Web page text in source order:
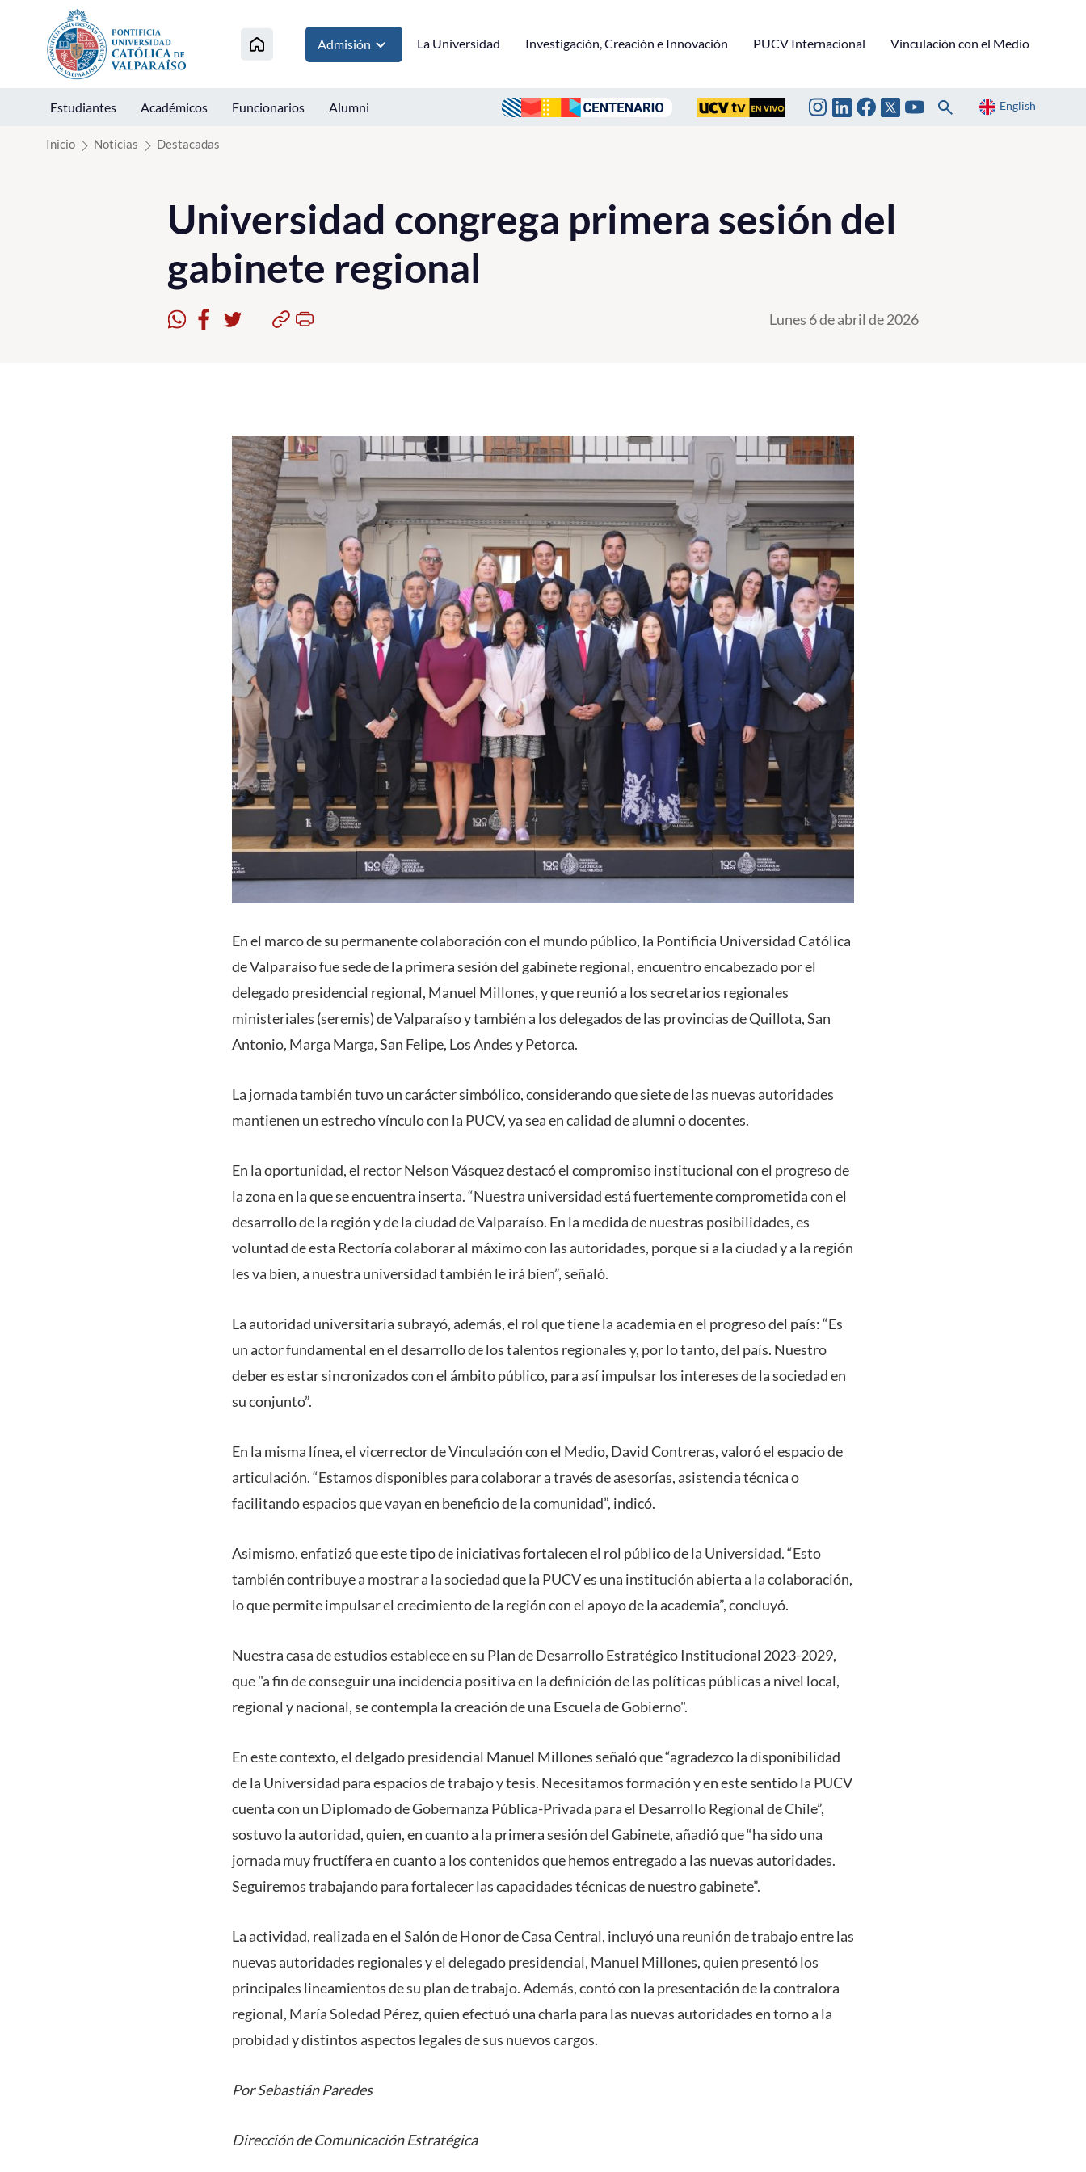
Click acá para ir directamente al contenido
Admisión La Universidad Investigación, Creación e Innovación PUCV Internacional Vinculación con el Medio
Estudiantes Académicos Funcionarios Alumni English
Inicio Noticias Destacadas
Universidad congrega primera sesión del
gabinete regional
Lunes 6 de abril de 2026
En el marco de su permanente colaboración con el mundo público, la Pontificia Universidad Católica
de Valparaíso fue sede de la primera sesión del gabinete regional, encuentro encabezado por el
delegado presidencial regional, Manuel Millones, y que reunió a los secretarios regionales
ministeriales (seremis) de Valparaíso y también a los delegados de las provincias de Quillota, San
Antonio, Marga Marga, San Felipe, Los Andes y Petorca.
La jornada también tuvo un carácter simbólico, considerando que siete de las nuevas autoridades
mantienen un estrecho vínculo con la PUCV, ya sea en calidad de alumni o docentes.
En la oportunidad, el rector Nelson Vásquez destacó el compromiso institucional con el progreso de
la zona en la que se encuentra inserta. “Nuestra universidad está fuertemente comprometida con el
desarrollo de la región y de la ciudad de Valparaíso. En la medida de nuestras posibilidades, es
voluntad de esta Rectoría colaborar al máximo con las autoridades, porque si a la ciudad y a la región
les va bien, a nuestra universidad también le irá bien”, señaló.
La autoridad universitaria subrayó, además, el rol que tiene la academia en el progreso del país: “Es
un actor fundamental en el desarrollo de los talentos regionales y, por lo tanto, del país. Nuestro
deber es estar sincronizados con el ámbito público, para así impulsar los intereses de la sociedad en
su conjunto”.
En la misma línea, el vicerrector de Vinculación con el Medio, David Contreras, valoró el espacio de
articulación. “Estamos disponibles para colaborar a través de asesorías, asistencia técnica o
facilitando espacios que vayan en beneficio de la comunidad”, indicó.
Asimismo, enfatizó que este tipo de iniciativas fortalecen el rol público de la Universidad. “Esto
también contribuye a mostrar a la sociedad que la PUCV es una institución abierta a la colaboración,
lo que permite impulsar el crecimiento de la región con el apoyo de la academia”, concluyó.
Nuestra casa de estudios establece en su Plan de Desarrollo Estratégico Institucional 2023-2029,
que "a fin de conseguir una incidencia positiva en la definición de las políticas públicas a nivel local,
regional y nacional, se contempla la creación de una Escuela de Gobierno".
En este contexto, el delgado presidencial Manuel Millones señaló que “agradezco la disponibilidad
de la Universidad para espacios de trabajo y tesis. Necesitamos formación y en este sentido la PUCV
cuenta con un Diplomado de Gobernanza Pública-Privada para el Desarrollo Regional de Chile”,
sostuvo la autoridad, quien, en cuanto a la primera sesión del Gabinete, añadió que “ha sido una
jornada muy fructífera en cuanto a los contenidos que hemos entregado a las nuevas autoridades.
Seguiremos trabajando para fortalecer las capacidades técnicas de nuestro gabinete”.
La actividad, realizada en el Salón de Honor de Casa Central, incluyó una reunión de trabajo entre las
nuevas autoridades regionales y el delegado presidencial, Manuel Millones, quien presentó los
principales lineamientos de su plan de trabajo. Además, contó con la presentación de la contralora
regional, María Soledad Pérez, quien efectuó una charla para las nuevas autoridades en torno a la
probidad y distintos aspectos legales de sus nuevos cargos.
Por Sebastián Paredes
Dirección de Comunicación Estratégica